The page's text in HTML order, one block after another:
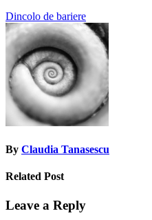
Post
navigation
Dincolo de bariere
By Claudia Tanasescu
Related Post
Leave a Reply